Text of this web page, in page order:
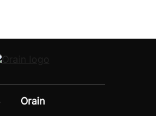
Orain